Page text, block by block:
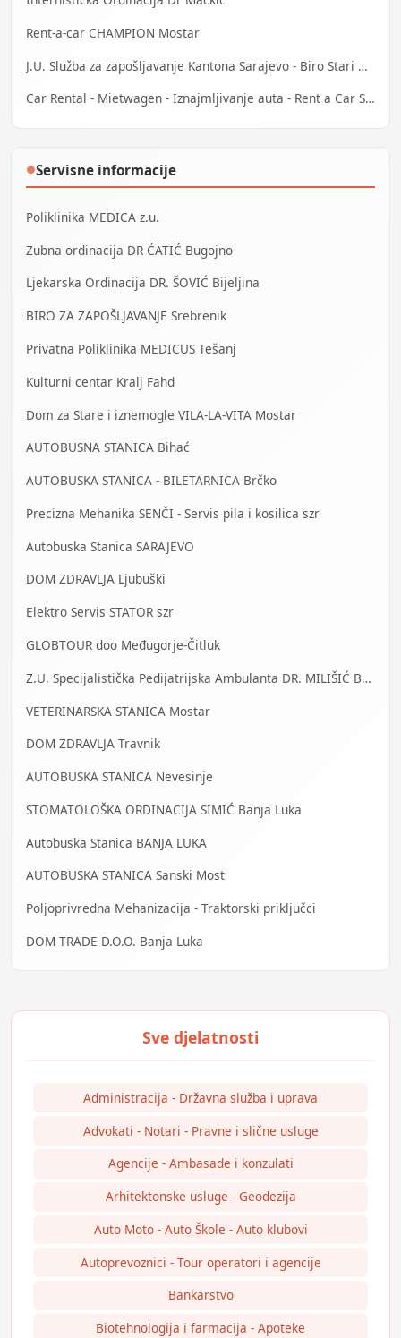
Rent-a-car CHAMPION Mostar
J.U. Služba za zapošljavanje Kantona Sarajevo - Biro Stari Grad
Car Rental - Mietwagen - Iznajmljivanje auta - Rent a Car Sarajevo
●Servisne informacije
Poliklinika MEDICA z.u.
Zubna ordinacija DR ĆATIĆ Bugojno
Ljekarska Ordinacija DR. ŠOVIĆ Bijeljina
BIRO ZA ZAPOŠLJAVANJE Srebrenik
Privatna Poliklinika MEDICUS Tešanj
Kulturni centar Kralj Fahd
Dom za Stare i iznemogle VILA-LA-VITA Mostar
AUTOBUSNA STANICA Bihać
AUTOBUSKA STANICA - BILETARNICA Brčko
Precizna Mehanika SENČI - Servis pila i kosilica szr
Autobuska Stanica SARAJEVO
DOM ZDRAVLJA Ljubuški
Elektro Servis STATOR szr
GLOBTOUR doo Međugorje-Čitluk
Z.U. Specijalistička Pedijatrijska Ambulanta DR. MILIŠIĆ Banja Luka
VETERINARSKA STANICA Mostar
DOM ZDRAVLJA Travnik
AUTOBUSKA STANICA Nevesinje
STOMATOLOŠKA ORDINACIJA SIMIĆ Banja Luka
Autobuska Stanica BANJA LUKA
AUTOBUSKA STANICA Sanski Most
Poljoprivredna Mehanizacija - Traktorski priključci
DOM TRADE D.O.O. Banja Luka
Administracija - Državna služba i uprava
Advokati - Notari - Pravne i slične usluge
Agencije - Ambasade i konzulati
Arhitektonske usluge - Geodezija
Auto Moto - Auto Škole - Auto klubovi
Autoprevoznici - Tour operatori i agencije
Bankarstvo
Biotehnologija i farmacija - Apoteke